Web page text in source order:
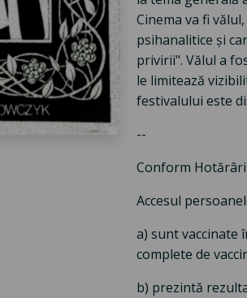
Cinema va fi
psihanalitice și
privirii". Vălul a
le limitează
festivalului este
--
Conform
Accesul
a) sunt vaccinate
complete de
b) prezintă